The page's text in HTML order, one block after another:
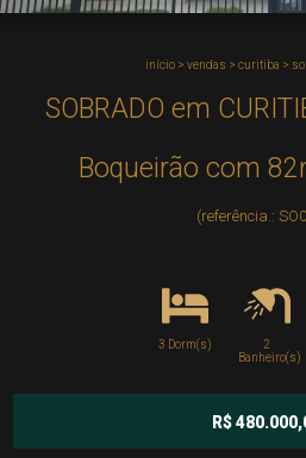
início> vendas > curitiba >
SOBRADO em
Boqueirão com
(referência.:
3 Dorm(s)
2
Banheiro(s)
R$